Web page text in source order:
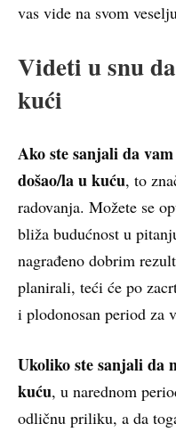
vas vide na svom
Videti u snu
kući
Ako ste sanjali da
došao/la u kuću, to
radovanja. Možete se
bliža budućnost u
nagrađeno dobrim
planirali, teći će po
i plodonosan period za
Ukoliko ste sanjali da
kuću, u narednom
odličnu priliku, a da